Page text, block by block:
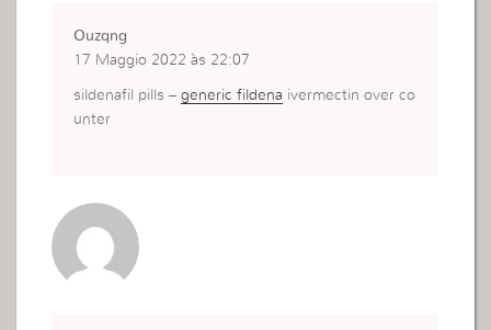
Ouzqng
17 Maggio 2022 às 22:07
sildenafil pills –generic fildena ivermectin over co
unter